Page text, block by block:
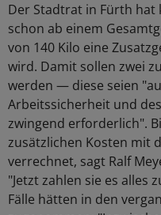
Der Stadtrat in Fürth hat
schon ab einem
von 140 Kilo eine
wird. Damit sollen zwei
werden — diese seien
Arbeitssicherheit und
zwingend erforderlich".
zusätzlichen Kosten mit
verrechnet, sagt Ralf
"Jetzt zahlen sie es alles
Fälle hätten in den